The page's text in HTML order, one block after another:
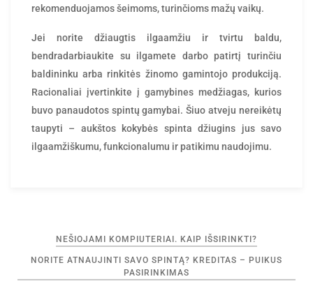
rekomenduojamos šeimoms, turinčioms mažų vaikų.
Jei norite džiaugtis ilgaamžiu ir tvirtu baldu,
bendradarbiaukite su ilgamete darbo patirtį turinčiu
baldininku arba rinkitės žinomo gamintojo produkciją.
Racionaliai įvertinkite į gamybines medžiagas, kurios
buvo panaudotos spintų gamybai. Šiuo atveju nereikėtų
taupyti – aukštos kokybės spinta džiugins jus savo
ilgaamžiškumu, funkcionalumu ir patikimu naudojimu.
Navigacija
tarp
įrašų
NEŠIOJAMI KOMPIUTERIAI. KAIP IŠSIRINKTI?
NORITE ATNAUJINTI SAVO SPINTĄ? KREDITAS – PUIKUS
PASIRINKIMAS